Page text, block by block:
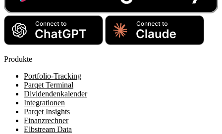
Produkte
Portfolio-Tracking
Parqet Terminal
Dividendenkalender
Integrationen
Parqet Insights
Finanzrechner
Elbstream Data